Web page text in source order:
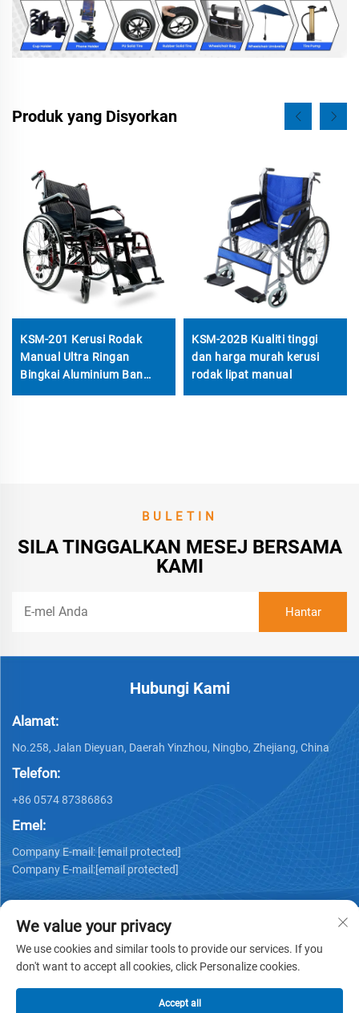
Produk yang Disyorkan
KSM-201 Kerusi Rodak
Manual Ultra Ringan
Bingkai Aluminium Ban
KSM-202B Kualiti tinggi
dan harga murah kerusi
rodak lipat manual
BULETIN
SILA TINGGALKAN MESEJ BERSAMA
KAMI
Hubungi Kami
Alamat:
No.258, Jalan Dieyuan, Daerah Yinzhou, Ningbo, Zhejiang, China
Telefon:
+86 0574 87386863
Emel:
Company E-mail:[email protected]
Company E-mail:[email protected]
We value your privacy
We use cookies and similar tools to provide our services. If you
don't want to accept all cookies, click Personalize cookies.
Accept all